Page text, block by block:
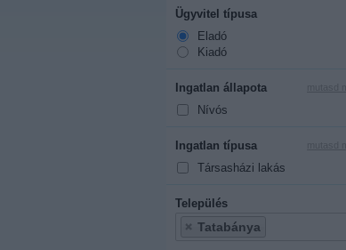
Ügyvitel típusa
Eladó
Kiadó
Ingatlan állapota
Nívós
Ingatlan típusa
Társasházi lakás
Település
Tatabánya